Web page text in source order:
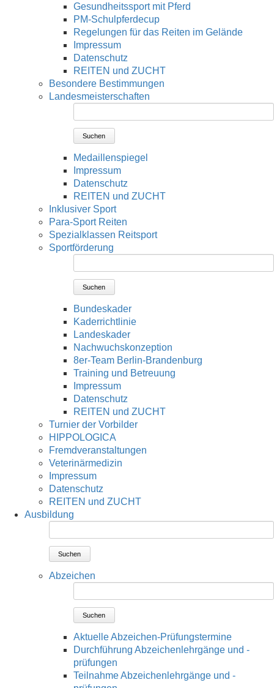
Gesundheitssport mit Pferd
PM-Schulpferdecup
Regelungen für das Reiten im Gelände
Impressum
Datenschutz
REITEN und ZUCHT
Besondere Bestimmungen
Landesmeisterschaften
Suchen
Medaillenspiegel
Impressum
Datenschutz
REITEN und ZUCHT
Inklusiver Sport
Para-Sport Reiten
Spezialklassen Reitsport
Sportförderung
Suchen
Bundeskader
Kaderrichtlinie
Landeskader
Nachwuchskonzeption
8er-Team Berlin-Brandenburg
Training und Betreuung
Impressum
Datenschutz
REITEN und ZUCHT
Turnier der Vorbilder
HIPPOLOGICA
Fremdveranstaltungen
Veterinärmedizin
Impressum
Datenschutz
REITEN und ZUCHT
Ausbildung
Suchen
Abzeichen
Suchen
Aktuelle Abzeichen-Prüfungstermine
Durchführung Abzeichenlehrgänge und -
prüfungen
Teilnahme Abzeichenlehrgänge und -